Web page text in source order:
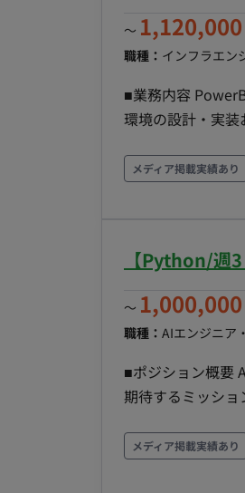
(継続的インテグ
ントの自動化、テ
献。 コスト最適化とガバナンス - クラウドインフラのコスト管理と最適化、およびクラウドセキュ
リティに関するポリシー策定
テムインフラチー
チームのパフォ
検知システム、定期監査） 予算管理とベンダー管理 - ITイン
ティベンダー（ク
管理。 -
ド、利用促進と
の従業員配布デ
(Mobile Device
関連するハード
- 全国約1,600店
〜 1,120,000
職種： インフラエン
■業務内容
環境の設計・実
境の構築・維持
サポートやPM補佐の業務もお願い
メディア掲載実績あり
【Python/週
〜 1,000,000
職種： AIエンジニア
■ポジション概要
期待するミッシ
に動くAIエージ
築する。 ・「作
を自分ごとで完
メディア掲載実績あり